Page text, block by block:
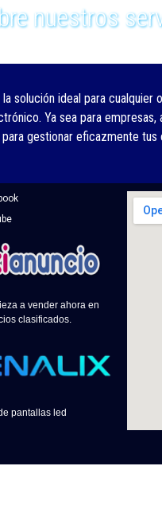
nuestros
la solución ideal para
Ya sea para
gestionar eficazmente
a vender ahora en
clasificados.
pantallas led